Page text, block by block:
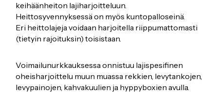
keihäänheiton lajiharjoitteluun.
Heittosyvennyksessä on myös kuntopalloseinä.
Eri heittolajeja voidaan harjoitella riippumattomasti
(tietyin rajoituksin) toisistaan.
Voimailunurkkauksessa onnistuu lajispesifinen
oheisharjoittelu muun muassa rekkien, levytankojen,
levypainojen, kahvakuulien ja hyppyboxien avulla.